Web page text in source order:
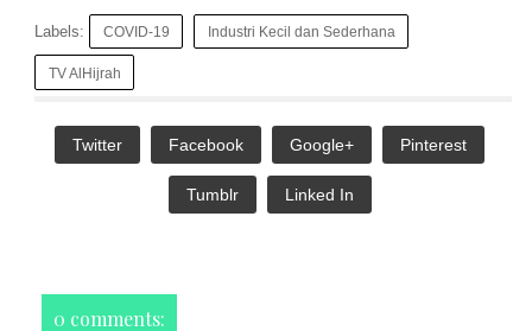
Labels: COVID-19 Industri Kecil dan Sederhana
TV AlHijrah
Twitter Facebook Google+ Pinterest
Tumblr Linked In
0 comments: